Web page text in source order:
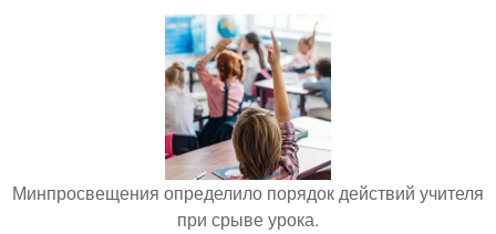
Минпросвещения определило порядок действий учителя
при срыве урока.